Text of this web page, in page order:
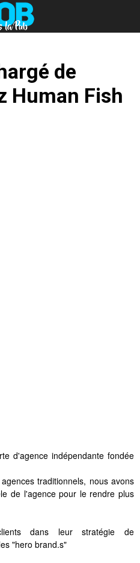
de
Human Fish
d'agence indépendante fondée
traditionnels, nous avons
de l'agence pour le rendre plus
dans leur stratégie de
"hero brand.s"